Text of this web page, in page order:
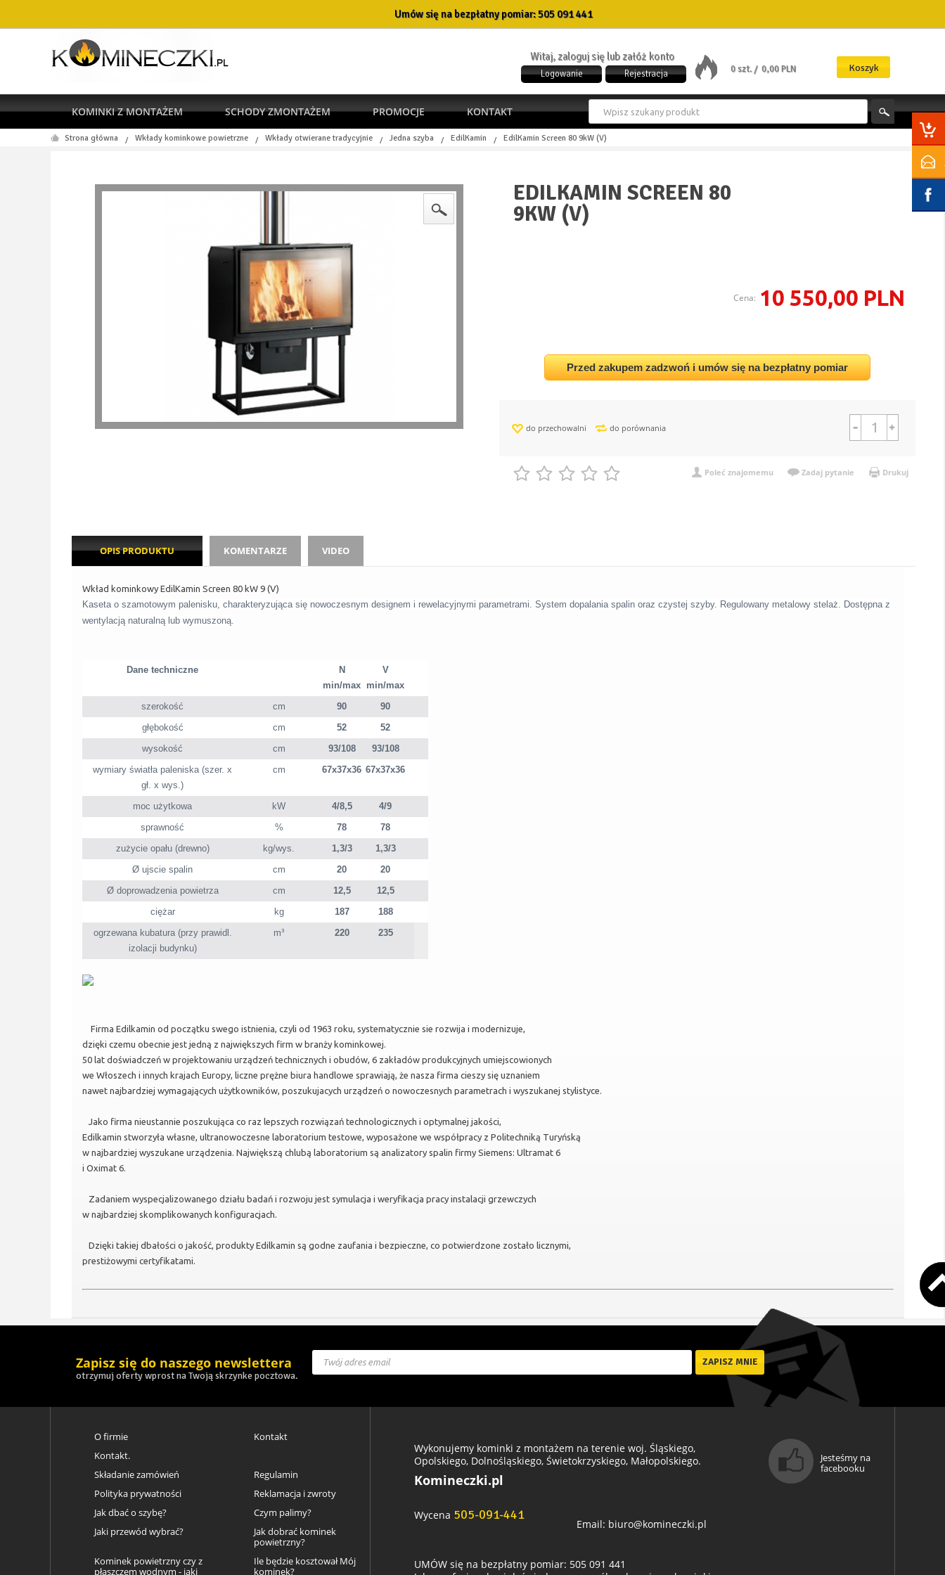
Umów się na bezpłatny pomiar:505 091 441
0 szt. / 0,00 PLN Koszyk
Witaj, zaloguj się lub załóż konto
Rejestracja
Logowanie
KOMINKI Z MONTAŻEM SCHODY ZMONTAŻEM PROMOCJE KONTAKT
RODO
Strona główna / Wkłady kominkowe powietrzne / Wkłady otwierane tradycyjnie / Jedna szyba / EdilKamin / EdilKamin Screen 80 9kW (V)
EDILKAMIN SCREEN 80
9KW (V)
Cena: 10 550,00 PLN
Przed zakupem zadzwoń i umów się na bezpłatny pomiar
do przechowalni do porównania
Poleć znajomemu Zadaj pytanie Drukuj
OPIS PRODUKTU KOMENTARZE VIDEO
Wkład kominkowy EdilKamin Screen 80 kW 9 (V)
Kaseta o szamotowym palenisku, charakteryzująca się nowoczesnym designem i rewelacyjnymi parametrami. System dopalania spalin oraz czystej szyby. Regulowany metalowy stelaż. Dostępna z
wentylacją naturalną lub wymuszoną.
Dane techniczne
N
min/max
V
min/max
szerokość
cm 90
90
głębokość
cm 52
52
wysokość
cm 93/108
93/108
wymiary światła paleniska (szer. x
gł. x wys.)
cm 67x37x36 67x37x36
moc użytkowa kW 4/8,5
4/9
sprawność
% 78
78
zużycie opału (drewno)
kg/wys. 1,3/3
1,3/3
Ø ujscie spalin
cm 20
20
Ø doprowadzenia powietrza
cm 12,5
12,5
ciężar
kg 187
188
ogrzewana kubatura (przy prawidl.
izolacji budynku)
m³ 220 235
Firma Edilkamin od początku swego istnienia, czyli od 1963 roku, systematycznie sie rozwija i modernizuje,
dzięki czemu obecnie jest jedną z największych firm w branży kominkowej.
50 lat doświadczeń w projektowaniu urządzeń technicznych i obudów, 6 zakładów produkcyjnych umiejscowionych
we Włoszech i innych krajach Europy, liczne prężne biura handlowe sprawiają, że nasza firma cieszy się uznaniem
nawet najbardziej wymagających użytkowników, poszukujacych urządzeń o nowoczesnych parametrach i wyszukanej stylistyce.
Jako firma nieustannie poszukująca co raz lepszych rozwiązań technologicznych i optymalnej jakości,
Edilkamin stworzyła własne, ultranowoczesne laboratorium testowe, wyposażone we współpracy z Politechniką Turyńską
w najbardziej wyszukane urządzenia. Największą chlubą laboratorium są analizatory spalin firmy Siemens: Ultramat 6
i Oximat 6.
Zadaniem wyspecjalizowanego działu badań i rozwoju jest symulacja i weryfikacja pracy instalacji grzewczych
w najbardziej skomplikowanych konfiguracjach.
Dzięki takiej dbałości o jakość, produkty Edilkamin są godne zaufania i bezpieczne, co potwierdzone zostało licznymi,
prestiżowymi certyfikatami.
Zapisz się do naszego newslettera
otrzymuj oferty wprost na Twoją skrzynke pocztowa.
O firmie
Kontakt
Kontakt.
Składanie zamówień
Regulamin
Polityka prywatności
Reklamacja i zwroty
Jak dbać o szybę?
Czym palimy?
Jaki przewód wybrać?
Jak dobrać kominek
powietrzny?
Kominek powietrzny czy z
płaszczem wodnym - jaki
Ile będzie kosztował Mój
kominek?
Wykonujemy kominki z montażem na terenie woj. Śląskiego,
Opolskiego, Dolnośląskiego, Świetokrzyskiego, Małopolskiego.
Komineczki.pl
Wycena 505-091-441
Email: biuro@komineczki.pl
UMÓW się na bezpłatny pomiar: 505 091 441
Jesteśmy na
facebooku